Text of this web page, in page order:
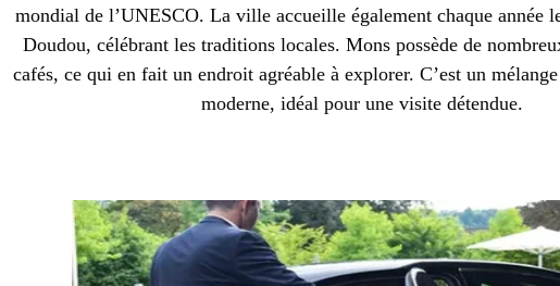
mondial de l’UNESCO. La ville accueille également chaque année
Doudou, célébrant les traditions locales. Mons possède de
cafés, ce qui en fait un endroit agréable à explorer. C’est un
moderne, idéal pour une visite détendue.